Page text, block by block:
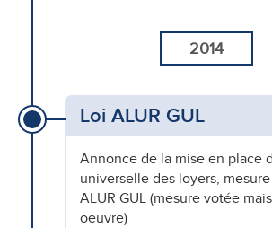
2014
Loi ALUR GUL
Annonce de la mise en place
universelle des loyers,
ALUR GUL (mesure votée
oeuvre)